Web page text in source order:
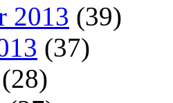
2013 (39)
(37)
(28)